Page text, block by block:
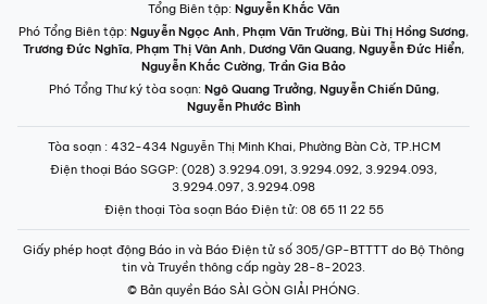
Tổng Biên tập: Nguyễn Khắc Văn
Phó Tổng Biên tập: Nguyễn Ngọc Anh, Phạm Văn Trường, Bùi Thị Hồng Sương,
Trương Đức Nghĩa, Phạm Thị Vân Anh, Dương Văn Quang, Nguyễn Đức Hiển,
Nguyễn Khắc Cường, Trần Gia Bảo
Phó Tổng Thư ký tòa soạn: Ngô Quang Trưởng, Nguyễn Chiến Dũng,
Nguyễn Phước Bình
Tòa soạn : 432-434 Nguyễn Thị Minh Khai, Phường Bàn Cờ, TP.HCM
Điện thoại Báo SGGP: (028) 3.9294.091, 3.9294.092, 3.9294.093,
3.9294.097, 3.9294.098
Điện thoại Tòa soạn Báo Điện tử: 08 65 11 22 55
Giấy phép hoạt động Báo in và Báo Điện tử số 305/GP-BTTTT do Bộ Thông
tin và Truyền thông cấp ngày 28-8-2023.
© Bản quyền Báo SÀI GÒN GIẢI PHÓNG.